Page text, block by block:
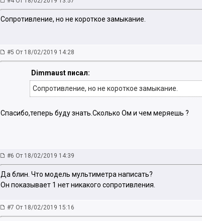
Сопротивление, но не короткое замыкание.
#5 От 18/02/2019 14:28
Dimmaust писал:
Сопротивление, но не короткое замыкание.
Спасибо,теперь буду знать.Сколько Ом и чем меряешь ?
#6 От 18/02/2019 14:39
Да блин. Что модель мультиметра написать?
Он показывает 1 нет никакого сопротивления.
#7 От 18/02/2019 15:16